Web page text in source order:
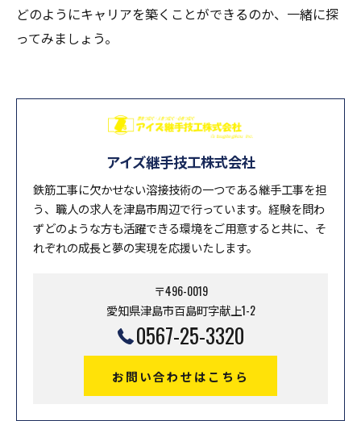
どのようにキャリアを築くことができるのか、一緒に探
ってみましょう。
アイズ継手技工株式会社
鉄筋工事に欠かせない溶接技術の一つである継手工事を担
う、職人の求人を津島市周辺で行っています。経験を問わ
ずどのような方も活躍できる環境をご用意すると共に、そ
れぞれの成長と夢の実現を応援いたします。
〒496-0019
愛知県津島市百島町字献上1-2
0567-25-3320
お問い合わせはこちら